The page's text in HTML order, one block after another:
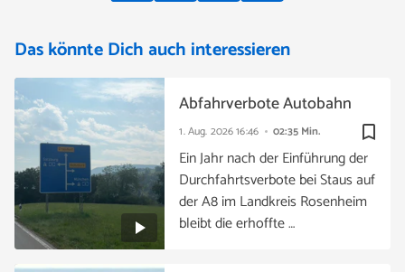
Das könnte Dich auch interessieren
bookmark_border
1. Aug. 202616:46 02:35 Min.
Abfahrverbote Autobahn
Ein Jahr nach der Einführung der
Durchfahrtsverbote bei Staus auf
der A8 im Landkreis Rosenheim
bleibt die erhoffte …